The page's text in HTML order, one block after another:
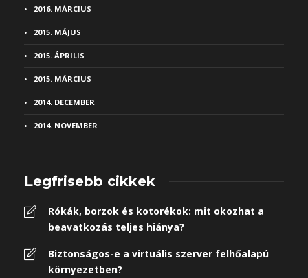
2016. MÁRCIUS
2015. MÁJUS
2015. ÁPRILIS
2015. MÁRCIUS
2014. DECEMBER
2014. NOVEMBER
Legfrisebb cikkek
Rókák, borzok és kotorékok: mit okozhat a
beavatkozás teljes hiánya?
Biztonságos-e a virtuális szerver felhőalapú
környezetben?